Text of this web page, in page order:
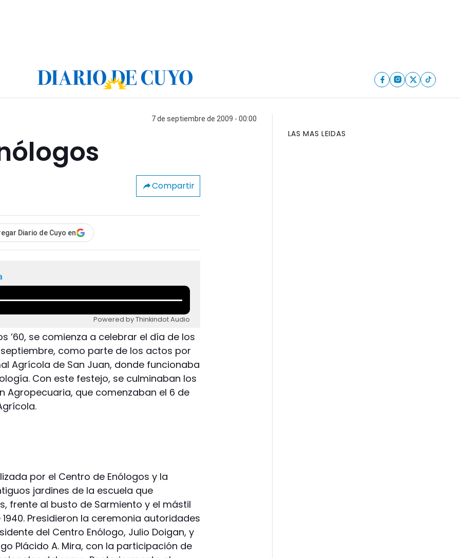
7 de septiembre de 2009 - 00:00
Compartir
Diario de Cuyo en
Powered by Thinkindot Audio
’60, se comienza a celebrar el día de los
como parte de los actos por
Agrícola de San Juan, donde funcionaba
Con este festejo, se culminaban los
Agropecuaria, que comenzaban el 6 de
por el Centro de Enólogos y la
jardines de la escuela que
frente al busto de Sarmiento y el mástil
Presidieron la ceremonia autoridades
del Centro Enólogo, Julio Doigan, y
Plácido A. Mira, con la participación de
LAS MAS LEIDAS